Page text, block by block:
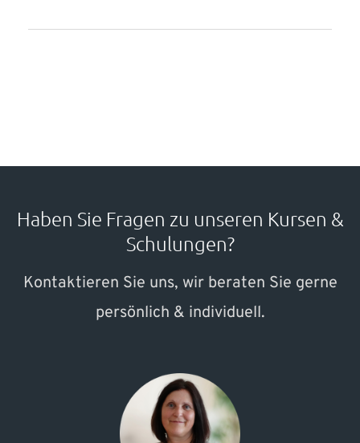
Haben Sie Fragen zu unseren Kursen &
Schulungen?
Kontaktieren Sie uns, wir beraten Sie gerne
persönlich & individuell.